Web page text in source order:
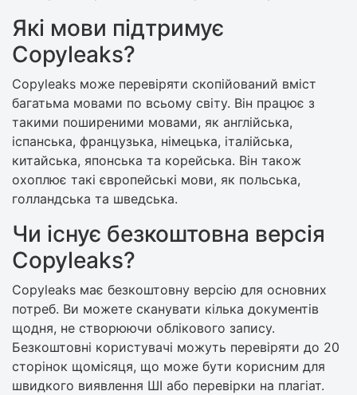
Які мови підтримує
Copyleaks?
Copyleaks може перевіряти скопійований вміст
багатьма мовами по всьому світу. Він працює з
такими поширеними мовами, як англійська,
іспанська, французька, німецька, італійська,
китайська, японська та корейська. Він також
охоплює такі європейські мови, як польська,
голландська та шведська.
Чи існує безкоштовна версія
Copyleaks?
Copyleaks має безкоштовну версію для основних
потреб. Ви можете сканувати кілька документів
щодня, не створюючи облікового запису.
Безкоштовні користувачі можуть перевіряти до 20
сторінок щомісяця, що може бути корисним для
швидкого виявлення ШІ або перевірки на плагіат.